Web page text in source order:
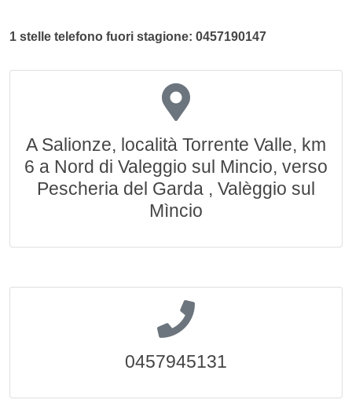
1 stelle telefono fuori stagione: 0457190147
A Salionze, località Torrente Valle, km
6 a Nord di Valeggio sul Mincio, verso
Pescheria del Garda , Valèggio sul
Mìncio
0457945131